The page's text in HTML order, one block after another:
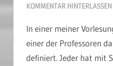
KOMMENTAR HINTERLASSEN
In einer meiner
einer der Professoren
definiert. Jeder hat mit